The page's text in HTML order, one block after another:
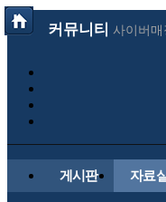
커뮤니티 사이버매
게시판 자료